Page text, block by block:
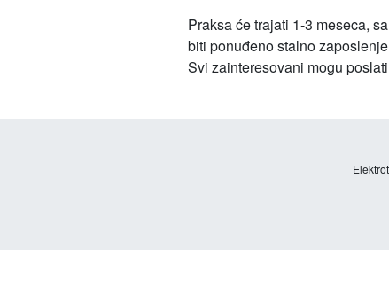
Praksa će trajati 1-3 meseca,
biti ponuđeno stalno
Svi zainteresovani mogu